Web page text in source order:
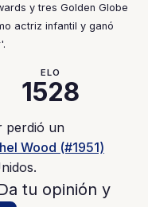
y tres Golden Globe
actriz infantil y ganó
ELO
1528
perdió un
Wood (#1951)
tu opinión y